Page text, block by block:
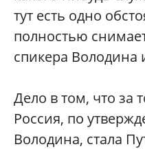
тут есть одно
полностью
спикера Володина
Дело в том, что за
Россия, по
Володина, стала